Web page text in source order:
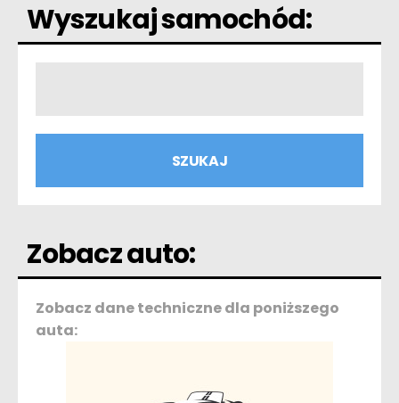
Wyszukaj samochód:
Zobacz auto:
Zobacz dane techniczne dla poniższego
auta: